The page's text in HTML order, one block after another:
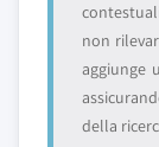
non
aggiunge
della